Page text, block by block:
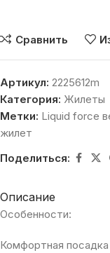
Сравнить
Артикул: 2225612m
Категория: Жилеты
Метки: Liquid force
жилет
Поделиться:
Описание
Особенности:
Комфортная посадка